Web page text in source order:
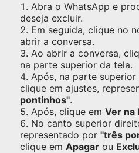
Abra o WhatsApp e
deseja excluir.
Em seguida, clique no
abrir a conversa.
Ao abrir a conversa,
na parte superior da tela.
Após, na parte
clique em ajustes,
pontinhos".
Após, clique em Ver na
No canto superior
representado por "três
clique em Apagar ou